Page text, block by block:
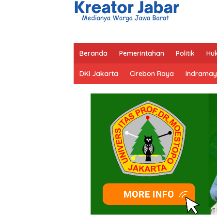
Beranda Pemerintahan Politik
DKI Jakarta Cirebon Raya